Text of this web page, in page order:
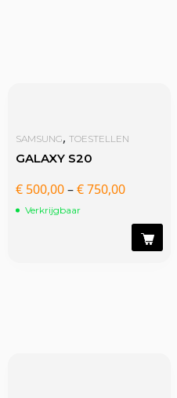
SAMSUNG, TOESTELLEN
GALAXY S20
€ 500,00–€750,00
Verkrijgbaar